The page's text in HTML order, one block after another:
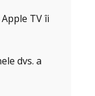
TV îi
dvs. a